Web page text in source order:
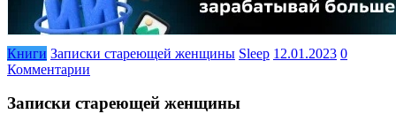
Книги Записки стареющей женщины Sleep 12.01.2023 0
Комментарии
Записки стареющей женщины